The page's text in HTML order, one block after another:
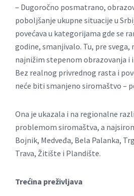
– Dugoročno posmatrano,
poboljšanje ukupne situacije u
povećava u kategorijama gde se
godine, smanjivalo. Tu, pre svega,
najnižim stepenom obrazovanja i
Bez realnog privrednog rasta i
neće biti smanjeno siromaštvo –
Ona je ukazala i na regionalne
problemom siromaštva, a
Bojnik, Medveđa, Bela Palanka,
Trava, Žitište i Plandište.
Trećina preživljava